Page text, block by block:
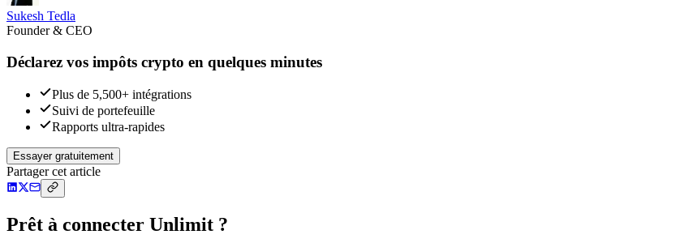
Sukesh Tedla
Founder & CEO
Déclarez vos impôts crypto en quelques minutes
Plus de 5,500+ intégrations
Suivi de portefeuille
Rapports ultra-rapides
Essayer gratuitement
Partager cet article
Prêt à connecter Unlimit ?